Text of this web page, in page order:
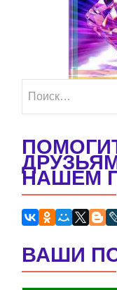
НАШЕМ
ВАШИ